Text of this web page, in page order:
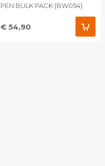
PEN BULK PACK (BW054)
€ 54,90